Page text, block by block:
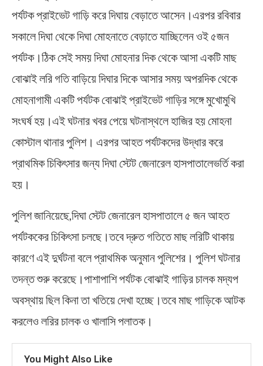
পর্যটক প্রাইভেট গাড়ি করে দিঘায় বেড়াতে আসেন।এরপর রবিবার
সকালে দিঘা থেকে দিঘা মোহনাতে বেড়াতে যাচ্ছিলেন ওই ৫জন
পর্যটক।ঠিক সেই সময় দিঘা মোহনার দিক থেকে আসা একটি মাছ
বোঝাই লরি গতি বাড়িয়ে দিঘার দিকে আসার সময় অপরদিক থেকে
মোহনাগামী একটি পর্যটক বোঝাই প্রাইভেট গাড়ির সঙ্গে মুখোমুখি
সংঘর্ষ হয়।এই ঘটনার খবর পেয়ে ঘটনাস্থলে হাজির হয় মোহনা
কোস্টাল থানার পুলিশ। এরপর আহত পর্যটকদের উদ্ধার করে
প্রাথমিক চিকিৎসার জন্য দিঘা স্টেট জেনারেল হাসপাতালেভর্তি করা
হয়।
পুলিশ জানিয়েছে,দিঘা স্টেট জেনারেল হাসপাতালে ৫ জন আহত
পর্যটককের চিকিৎসা চলছে।তবে দ্রুত গতিতে মাছ লরিটি থাকায়
কারণে এই দুর্ঘটনা বলে প্রাথমিক অনুমান পুলিশের। পুলিশ ঘটনার
তদন্ত শুরু করেছে।পাশাপাশি পর্যটক বোঝাই গাড়ির চালক মদ্যপ
অবস্থায় ছিল কিনা তা খতিয়ে দেখা হচ্ছে।তবে মাছ গাড়িকে আটক
করলেও লরির চালক ও খালাসি পলাতক।
You Might Also Like